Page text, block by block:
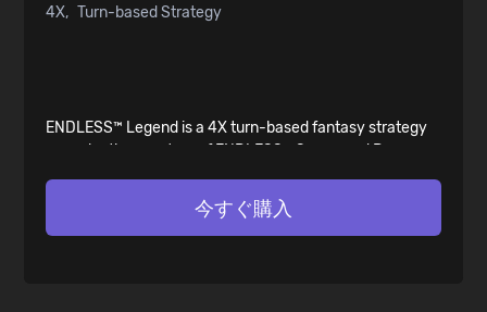
4X Turn-based Strategy
ENDLESS™ Legend is a 4X turn-based fantasy strategy
game by the creators of ENDLESS™ Space and Dungeon
civilization as you struggle to save your homeworld
Auriga. Create your own Legend!
今すぐ購入